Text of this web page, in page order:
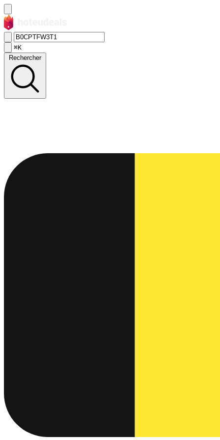
⌘K
Rechercher